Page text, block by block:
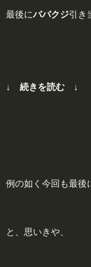
最後にババクジ引き
↓ 続きを読む ↓
例の如く今回も最後
と、思いきや、